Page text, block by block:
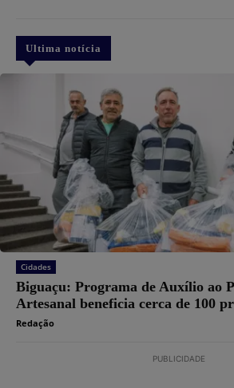
Ultima notícia
Cidades
Biguaçu: Programa de Auxílio ao
Artesanal beneficia cerca de 100
Redação
PUBLICIDADE